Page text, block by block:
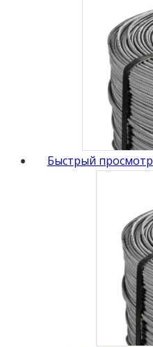
Быстрый просмотр